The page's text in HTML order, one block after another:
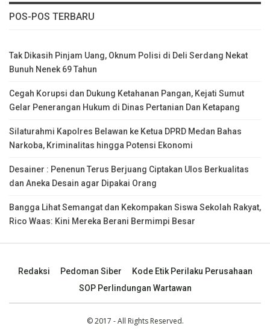
POS-POS TERBARU
Tak Dikasih Pinjam Uang, Oknum Polisi di Deli Serdang Nekat
Bunuh Nenek 69 Tahun
Cegah Korupsi dan Dukung Ketahanan Pangan, Kejati Sumut
Gelar Penerangan Hukum di Dinas Pertanian Dan Ketapang
Silaturahmi Kapolres Belawan ke Ketua DPRD Medan Bahas
Narkoba, Kriminalitas hingga Potensi Ekonomi
Desainer : Penenun Terus Berjuang Ciptakan Ulos Berkualitas
dan Aneka Desain agar Dipakai Orang
Bangga Lihat Semangat dan Kekompakan Siswa Sekolah Rakyat,
Rico Waas: Kini Mereka Berani Bermimpi Besar
Redaksi Pedoman Siber
Kode Etik Perilaku Perusahaan
SOP Perlindungan Wartawan
© 2017 - All Rights Reserved.